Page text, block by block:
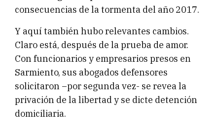
consecuencias de la tormenta del año 2017.
Y aquí también hubo relevantes cambios.
Claro está, después de la prueba de amor.
Con funcionarios y empresarios presos en
Sarmiento, sus abogados defensores
solicitaron –por segunda vez- se revea la
privación de la libertad y se dicte detención
domiciliaria.